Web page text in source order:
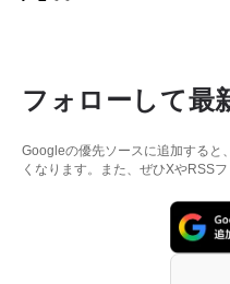
フォローして最
Googleの優先ソースに追加すると
くなります。また、ぜひXやRSS